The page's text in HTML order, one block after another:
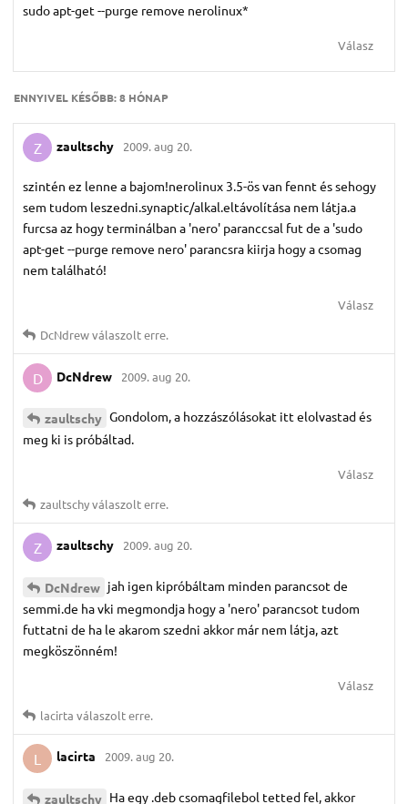
sudo apt-get --purge remove nerolinux*
Válasz
ENNYIVEL KÉSŐBB:8 HÓNAP
Z zaultschy 2009. aug 20.
szintén ez lenne a bajom!nerolinux 3.5-ös van fennt és sehogy
sem tudom leszedni.synaptic/alkal.eltávolítása nem látja.a
furcsa az hogy terminálban a 'nero' paranccsal fut de a 'sudo
apt-get --purge remove nero' parancsra kiirja hogy a csomag
nem található!
Válasz
DcNdrewválaszolt erre.
D DcNdrew 2009. aug 20.
zaultschy Gondolom, a hozzászólásokat itt elolvastad és
meg ki is próbáltad.
Válasz
zaultschyválaszolt erre.
Z zaultschy 2009. aug 20.
DcNdrew jah igen kipróbáltam minden parancsot de
semmi.de ha vki megmondja hogy a 'nero' parancsot tudom
futtatni de ha le akarom szedni akkor már nem látja, azt
megköszönném!
Válasz
lacirta válaszolt erre.
L lacirta 2009. aug 20.
zaultschy Ha egy .deb csomagfilebol tetted fel, akkor